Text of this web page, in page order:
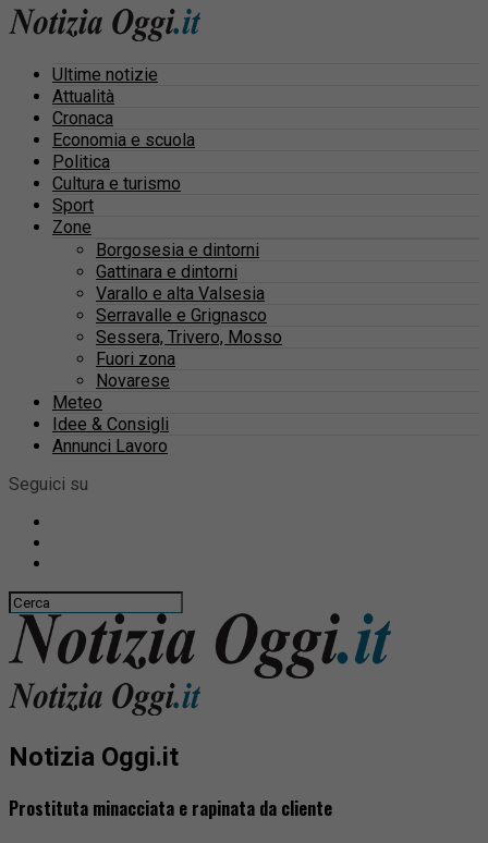
Ultime notizie
Attualità
Cronaca
Economia e scuola
Politica
Cultura e turismo
Sport
Zone
Borgosesia e dintorni
Gattinara e dintorni
Varallo e alta Valsesia
Serravalle e Grignasco
Sessera, Trivero, Mosso
Fuori zona
Novarese
Meteo
Idee & Consigli
Annunci Lavoro
Seguici su
Notizia Oggi.it
Prostituta minacciata e rapinata da cliente